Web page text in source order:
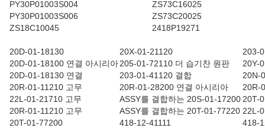
PY30P01003S004
ZS73C16025
PY30P01003S006
ZS73C20025
ZS18C10045
2418P19271
20D-01-18130 20X-01-21120
203-
20D-01-18100 연결 아시리아205-01-72110 더 습기찬 원판
20Y-
20D-01-18130 연결
203-01-41120 결합
20N-
20R-01-11210 고무
20R-01-28200 연결 아시리아
20R-
22L-01-21710 고무
ASSY를 결합하는 20S-01-17200 20T-
20R-01-11210 고무
ASSY를 결합하는 20T-01-77220 22L-
20T-01-77200
418-12-41111
418-